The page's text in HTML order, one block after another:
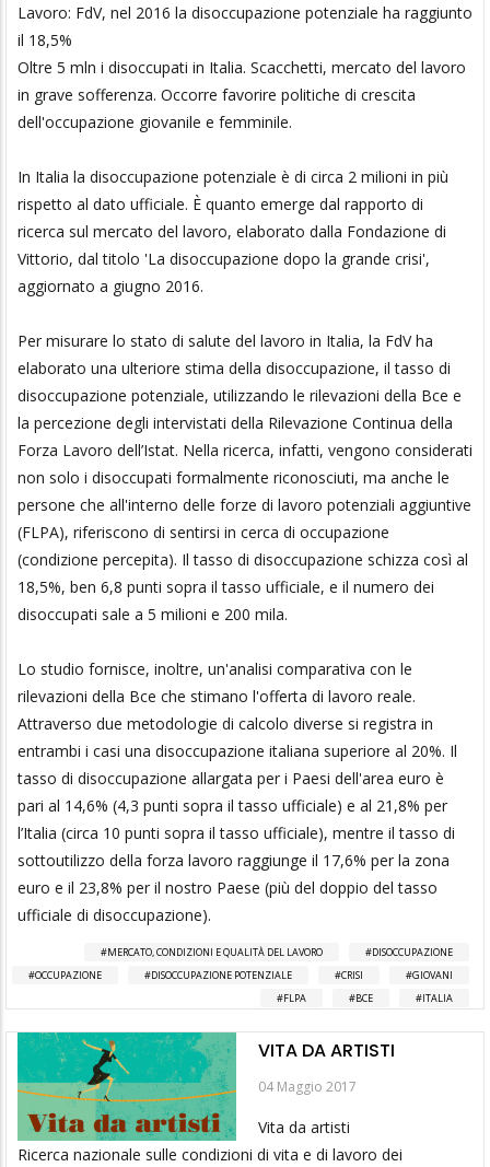
Lavoro: FdV, nel 2016 la disoccupazione potenziale ha raggiunto
il 18,5%
Oltre 5 mln i disoccupati in Italia. Scacchetti, mercato del lavoro
in grave sofferenza. Occorre favorire politiche di crescita
dell'occupazione giovanile e femminile.
In Italia la disoccupazione potenziale è di circa 2 milioni in più
rispetto al dato ufficiale. È quanto emerge dal rapporto di
ricerca sul mercato del lavoro, elaborato dalla Fondazione di
Vittorio, dal titolo 'La disoccupazione dopo la grande crisi',
aggiornato a giugno 2016.
Per misurare lo stato di salute del lavoro in Italia, la FdV ha
elaborato una ulteriore stima della disoccupazione, il tasso di
disoccupazione potenziale, utilizzando le rilevazioni della Bce e
la percezione degli intervistati della Rilevazione Continua della
Forza Lavoro dell’Istat. Nella ricerca, infatti, vengono considerati
non solo i disoccupati formalmente riconosciuti, ma anche le
persone che all'interno delle forze di lavoro potenziali aggiuntive
(FLPA), riferiscono di sentirsi in cerca di occupazione
(condizione percepita). Il tasso di disoccupazione schizza così al
18,5%, ben 6,8 punti sopra il tasso ufficiale, e il numero dei
disoccupati sale a 5 milioni e 200 mila.
Lo studio fornisce, inoltre, un'analisi comparativa con le
rilevazioni della Bce che stimano l'offerta di lavoro reale.
Attraverso due metodologie di calcolo diverse si registra in
entrambi i casi una disoccupazione italiana superiore al 20%. Il
tasso di disoccupazione allargata per i Paesi dell'area euro è
pari al 14,6% (4,3 punti sopra il tasso ufficiale) e al 21,8% per
l’Italia (circa 10 punti sopra il tasso ufficiale), mentre il tasso di
sottoutilizzo della forza lavoro raggiunge il 17,6% per la zona
euro e il 23,8% per il nostro Paese (più del doppio del tasso
ufficiale di disoccupazione).
MERCATO, CONDIZIONI E QUALITÀ DEL LAVORO
DISOCCUPAZIONE
OCCUPAZIONE
DISOCCUPAZIONE POTENZIALE CRISI
GIOVANI
FLPA
BCE ITALIA
VITA DA ARTISTI
04 Maggio 2017
Vita da artisti
Ricerca nazionale sulle condizioni di vita e di lavoro dei